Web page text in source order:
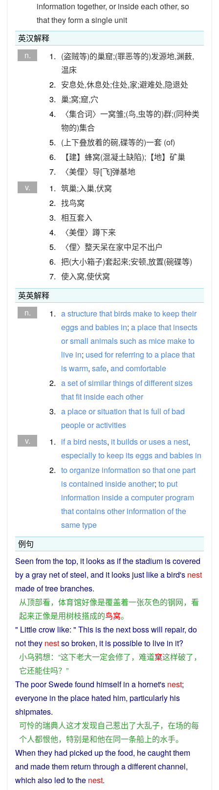
information together, or inside each other, so
that they form a single unit
英汉解释
n.
1. (盗贼等)的巢窟;(罪恶等的)发源地,渊薮,
温床
2. 安息处,休息处;住处,家;避难处,隐退处
3. 巢;窝;窟,穴
4.
〈集合词〉一窝雏;(鸟,虫等的)群;(同种类
物的)集合
5. (上下叠放着的碗,碟等的)一套 (of)
6.
【建】蜂窝(混凝土缺陷);【地】矿巢
7.
〈美俚〉导[飞]弹基地
v.
1. 筑巢;入巢,伏窝
2. 找鸟窝
3. 相互套入
4.
〈美俚〉蹲下来
5.
〈俚〉整天呆在家中足不出户
6. 把(大小箱子)套起来;安顿,放置(碗碟等)
7. 使入窝,使伏窝
英英解释
n.
1. astructurethatbirds maketo keeptheir
eggsand babies in; a placethat insects
orsmall animalssuch as mice maketo
live in; used for referring to a placethat
iswarm, safe, and comfortable
2. asetofsimilarthingsofdifferentsizes
thatfit insideeach other
3. a placeorsituation that isfull ofbad
peopleoractivities
v.
1. ifabird nests, itbuildsor usesa nest,
especiallyto keep itseggsand babies in
2. to organize information so thatone part
iscontained insideanother; to put
information insideacomputer program
thatcontainsother information ofthe
sametype
例句
Seen fromthetop, it looksas ifthestadium iscovered
byagray netofsteel, and it looks just like a bird's nest
made of treebranches.
从顶部看， 体育馆好像是覆盖着一张灰色的钢网， 看
起来正像是用树枝搭成的鸟窝。
" Littlecrow like: " This isthe nextbosswill repair, do
not they nestsobroken, it is possible to live in it?
小乌鸦想：“这下老大一定会修了， 难道窠这样破了，
它还能住吗？”
ThepoorSwedefound himself in a hornet's nest;
everyone in the place hated him, particularly his
shipmates.
可怜的瑞典人这才发现自己惹出了大乱子， 在场的每
个人都恨他， 特别是和他在同一条船上的水手。
When they had picked up thefood, hecaughtthem
and madethem return through adifferentchannel,
which also led tothe nest.